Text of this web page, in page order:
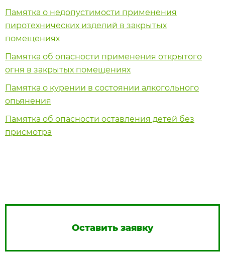
Памятка о недопустимости применения
пиротехнических изделий в закрытых
помещениях
Памятка об опасности применения открытого
огня в закрытых помещениях
Памятка о курении в состоянии алкогольного
опьянения
Памятка об опасности оставления детей без
присмотра
Оставить заявку